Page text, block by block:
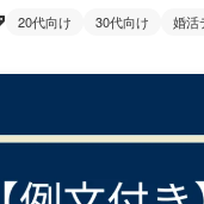
20代向け 30代向け 婚活